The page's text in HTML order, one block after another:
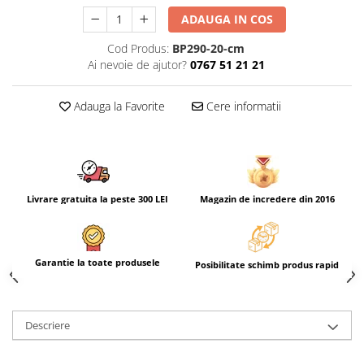
ADAUGA IN COS
Cod Produs: BP290-20-cm
Ai nevoie de ajutor? 0767 51 21 21
Adauga la Favorite Cere informatii
Livrare gratuita la peste 300 LEI Magazin de incredere din 2016
Garantie la toate produsele Posibilitate schimb produs rapid
Descriere